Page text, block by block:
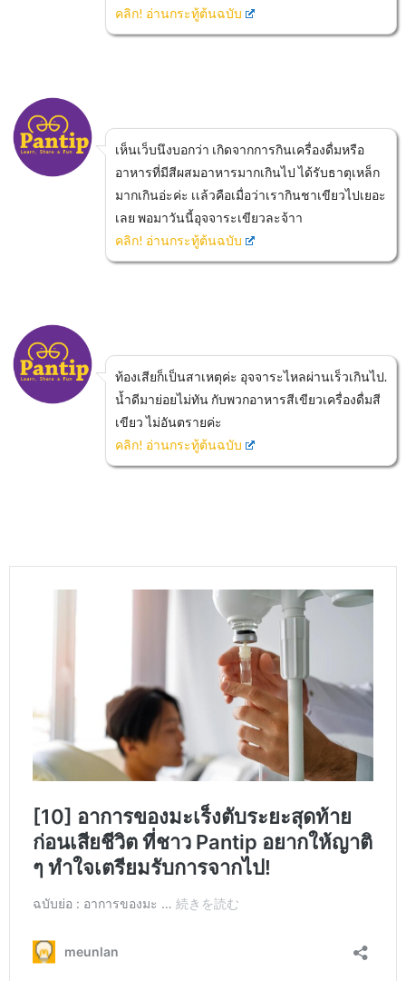
คลิก! อ่านกระทู้ต้นฉบับ
เห็นเว็บนึงบอกว่า เกิดจากการกินเครื่องดื่มหรือ
อาหารที่มีสีผสมอาหารมากเกินไป ได้รับธาตุเหล็ก​
มากเกินอ่ะค่ะ เเล้วคือเมื่อว่าเรากินชาเขียวไปเยอะ
เลย พอมาวันนี้อุจจาระเขียวละจ้าา
คลิก! อ่านกระทู้ต้นฉบับ
ท้องเสียก็เป็นสาเหตุค่ะ อุจจาระไหลผ่านเร็วเกินไป.
น้ำดีมาย่อยไม่ทัน กับพวกอาหารสีเขียวเครื่องดื่มสี
เขียว ไม่อันตรายค่ะ
คลิก! อ่านกระทู้ต้นฉบับ